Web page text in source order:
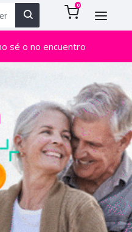
0
sé o no encuentro